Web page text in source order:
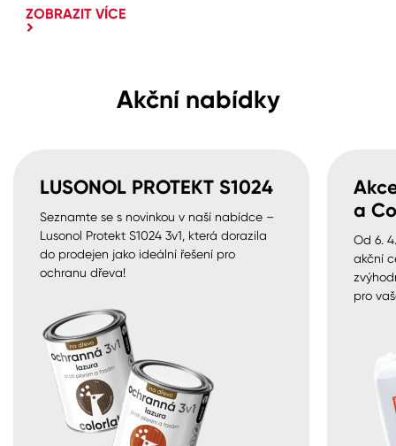
ZOBRAZIT VÍCE
Akční nabídky
LUSONOL PROTEKT S1024
Seznamte se s novinkou v naší nabídce –
Lusonol Protekt S1024 3v1, která dorazila
do prodejen jako ideální řešení pro
ochranu dřeva!
a
Od 6.
akční
pro